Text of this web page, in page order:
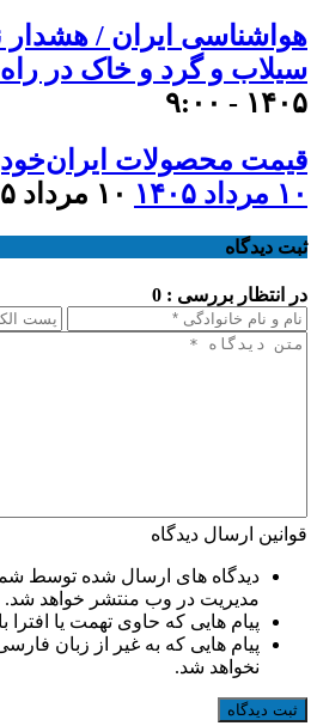
هواشناسی ایران / هشدار
سیلاب و گرد و خاک در
۱۴۰۵ - ۹:۰۰
قیمت محصولات
۱۰ مرداد ۱۴۰۵
۱۰ مرداد ۱۴۰۵ - ۱۱:۴۵
ثبت دیدگاه
در انتظار بررسی : 0
قوانین ارسال دیدگاه
دیدگاه های ارسال شده توسط
مدیریت در وب منتشر خواهد شد.
پیام هایی که حاوی تهمت یا
پیام هایی که به غیر از زبان
نخواهد شد.
ثبت دیدگاه